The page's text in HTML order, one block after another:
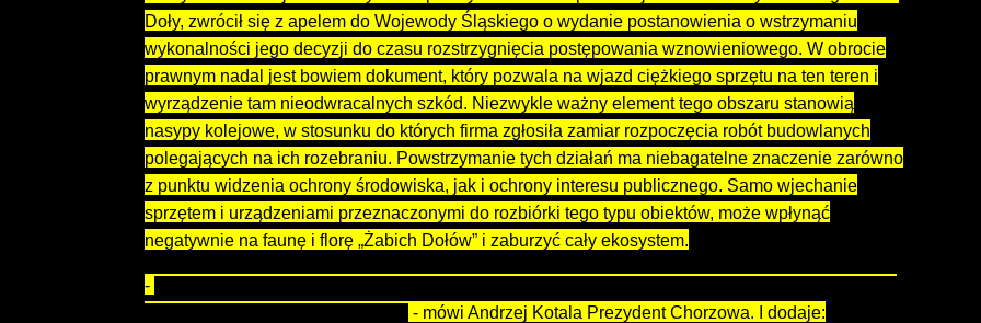
Doły, zwrócił się z apelem do Wojewody Śląskiego o wydanie postanowienia o wstrzymaniu
wykonalności jego decyzji do czasu rozstrzygnięcia postępowania wznowieniowego. W obrocie
prawnym nadal jest bowiem dokument, który pozwala na wjazd ciężkiego sprzętu na ten teren i
wyrządzenie tam nieodwracalnych szkód. Niezwykle ważny element tego obszaru stanowią
nasypy kolejowe, w stosunku do których firma zgłosiła zamiar rozpoczęcia robót budowlanych
polegających na ich rozebraniu. Powstrzymanie tych działań ma niebagatelne znaczenie zarówno
z punktu widzenia ochrony środowiska, jak i ochrony interesu publicznego. Samo wjechanie
sprzętem i urządzeniami przeznaczonymi do rozbiórki tego typu obiektów, może wpłynąć
negatywnie na faunę i florę „Żabich Dołów” i zaburzyć cały ekosystem.
-
- mówi Andrzej Kotala Prezydent Chorzowa. I dodaje: